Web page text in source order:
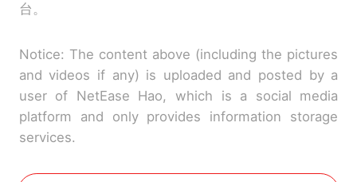
台。
Notice: The content above (including the pictures
and videos if any) is uploaded and posted by a
user of NetEase Hao, which is a social media
platform and only provides information storage
services.